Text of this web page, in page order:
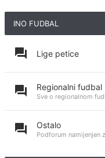
INO FUDBAL
Lige petice
Regionalni fudbal
Sve o regionalnom
Ostalo
Podforum namijenjen